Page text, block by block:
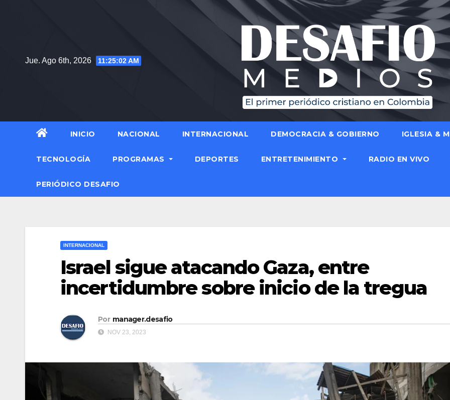
Jue. Ago 6th, 2026 11:25:04 AM
INICIO NACIONAL INTERNACIONAL DEMOCRACIA & GOBIERNO IGLESIA &
TECNOLOGÍA PROGRAMAS DEPORTES ENTRETENIMIENTO RADIO EN VIVO
PERIÓDICO DESAFIO
INTERNACIONAL
Israel sigue atacando Gaza, entre
incertidumbre sobre inicio de la tregua
Por manager.desafio
NOV 23, 2023